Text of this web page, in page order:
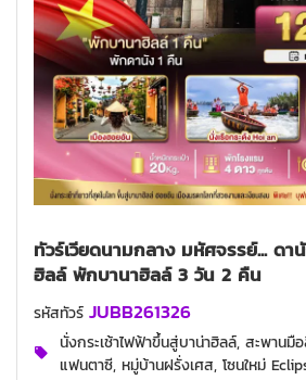
ทัวร์เวียดนามกลาง มหัศจรรย์... ด
ฮิลล์ พักบานาฮิลล์ 3 วัน 2 คืน
รหัสทัวร์ JUBB261326
นั่งกระเช้าไฟฟ้าขึ้นสู่บาน่าฮิลล์, สะพาน
แฟนตาซี, หมู่บ้านฝรั่งเศส, โซนใหม่